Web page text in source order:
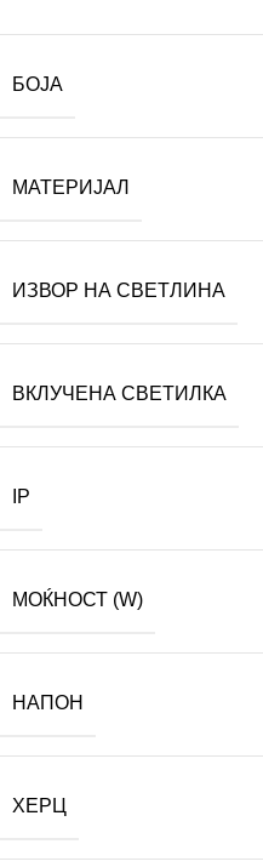
БОЈА
МАТЕРИЈАЛ
ИЗВОР НА СВЕТЛИНА
ВКЛУЧЕНА СВЕТИЛКА
IP
МОЌНОСТ (W)
НАПОН
ХЕРЦ